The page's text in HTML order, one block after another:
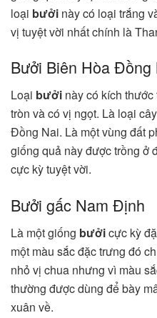
loại bưởi này có loại trắng
vị tuyệt vời nhất chính là
Bưởi Biên Hòa Đồng
Loại bưởi này có kích
tròn và có vị ngọt. Là loại
Đồng Nai. Là một vùng đất
giống quả này được trồng ở
cực kỳ tuyệt vời.
Bưởi gấc Nam Định
Là một giống bưởicực kỳ
một màu sắc đặc trưng đó
nhỏ vị chua nhưng vì màu
thường được dùng để bày
xuân về.